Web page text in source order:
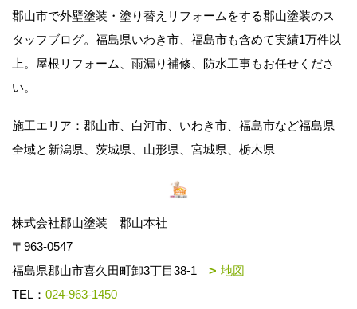
郡山市で外壁塗装・塗り替えリフォームをする郡山塗装のス
タッフブログ。福島県いわき市、福島市も含めて実績1万件以
上。屋根リフォーム、雨漏り補修、防水工事もお任せくださ
い。
施工エリア：郡山市、白河市、いわき市、福島市など福島県
全域と新潟県、茨城県、山形県、宮城県、栃木県
株式会社郡山塗装 郡山本社
〒963-0547
福島県郡山市喜久田町卸3丁目38-1
地図
TEL： 024-963-1450